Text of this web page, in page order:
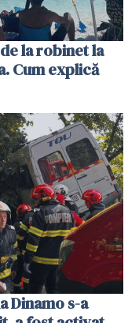
la robinet la
Cum explică
Dinamo s-a